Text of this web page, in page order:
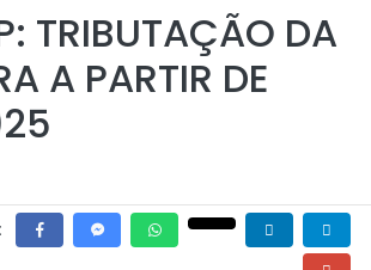
TRIBUTAÇÃO DA
A PARTIR DE